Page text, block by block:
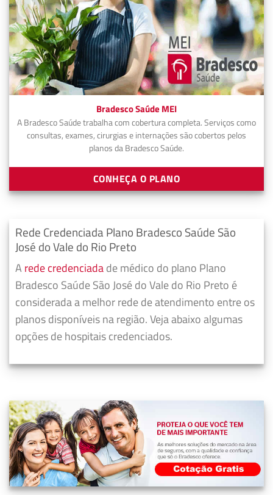
Bradesco Saúde MEI
A Bradesco Saúde trabalha com cobertura completa. Serviços como
consultas, exames, cirurgias e internações são cobertos pelos
planos da Bradesco Saúde.
CONHEÇA O PLANO
Rede Credenciada Plano Bradesco Saúde São
José do Vale do Rio Preto
A rede credenciadade médico do plano Plano
Bradesco Saúde São José do Vale do Rio Preto é
considerada a melhor rede de atendimento entre os
planos disponíveis na região. Veja abaixo algumas
opções de hospitais credenciados.